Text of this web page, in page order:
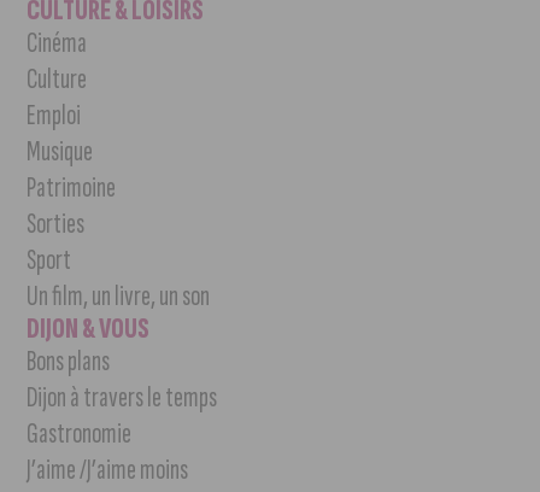
CULTURE & LOISIRS
Cinéma
Culture
Emploi
Musique
Patrimoine
Sorties
Sport
Un film, un livre, un son
DIJON & VOUS
Bons plans
Dijon à travers le temps
Gastronomie
J’aime /J’aime moins